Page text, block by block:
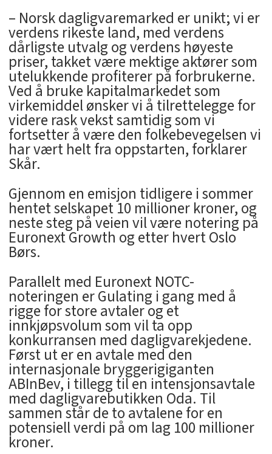
– Norsk dagligvaremarked er unikt; vi er
verdens rikeste land, med verdens
dårligste utvalg og verdens høyeste
priser, takket være mektige aktører som
utelukkende profiterer på forbrukerne.
Ved å bruke kapitalmarkedet som
virkemiddel ønsker vi å tilrettelegge for
videre rask vekst samtidig som vi
fortsetter å være den folkebevegelsen vi
har vært helt fra oppstarten, forklarer
Skår.
Gjennom en emisjon tidligere i sommer
hentet selskapet 10 millioner kroner, og
neste steg på veien vil være notering på
Euronext Growth og etter hvert Oslo
Børs.
Parallelt med Euronext NOTC-
noteringen er Gulating i gang med å
rigge for store avtaler og et
innkjøpsvolum som vil ta opp
konkurransen med dagligvarekjedene.
Først ut er en avtale med den
internasjonale bryggerigiganten
ABInBev, i tillegg til en intensjonsavtale
med dagligvarebutikken Oda. Til
sammen står de to avtalene for en
potensiell verdi på om lag 100 millioner
kroner.